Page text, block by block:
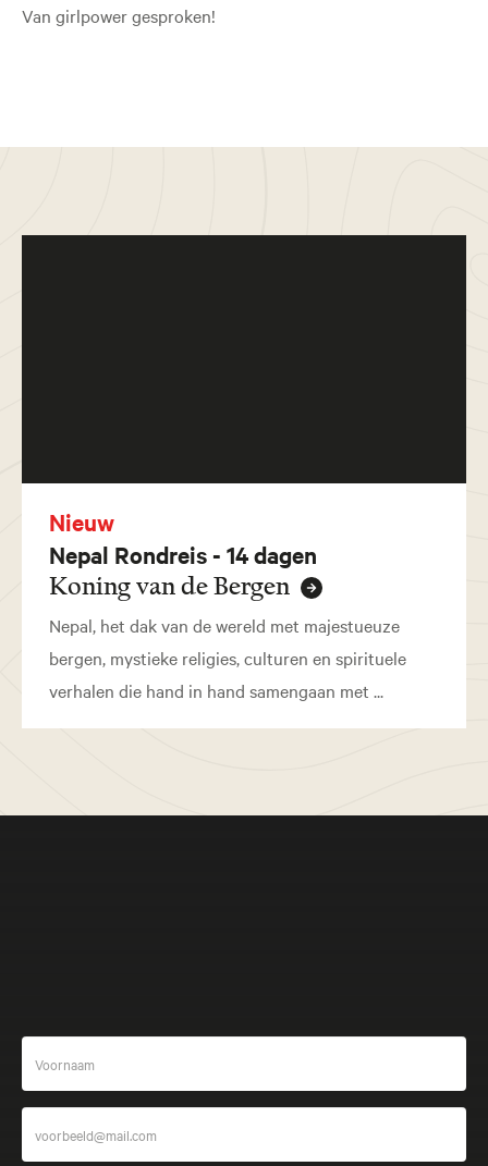
Van girlpower gesproken!
Nieuw
Nepal Rondreis - 14 dagen
Koning van de Bergen
Nepal, het dak van de wereld met majestueuze
bergen, mystieke religies, culturen en spirituele
verhalen die hand in hand samengaan met ...